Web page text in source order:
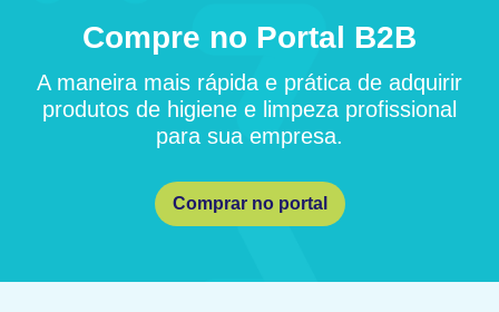
Compre no Portal B2B
A maneira mais rápida e prática de adquirir
produtos de higiene e limpeza profissional
para sua empresa.
Comprar no portal